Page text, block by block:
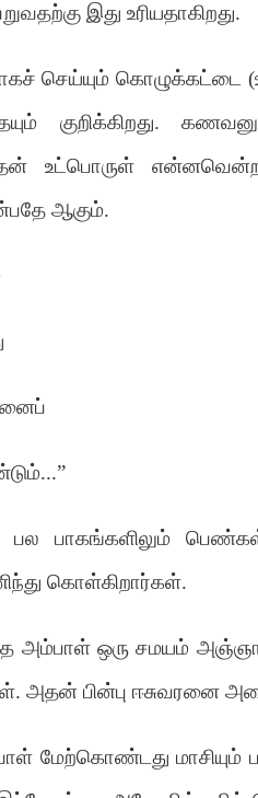
இது உரியதாகிறது.
செய்யும் கொழுக்கட்டை
குறிக்கிறது.
உட்பொருள்
ஆகும்.
பல பாகங்களிலும்
கொள்கிறார்கள்.
அம்பாள் ஒரு சமயம்
அதன் பின்பு ஈசுவரனை
மேற்கொண்டது மாசியும்